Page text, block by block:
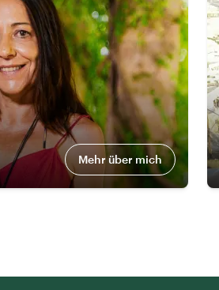
Mehr über mich